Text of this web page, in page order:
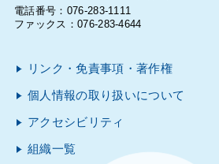
電話番号：076-283-1111
ファックス：076-283-4644
リンク・免責事項・著作権
個人情報の取り扱いについて
アクセシビリティ
組織一覧